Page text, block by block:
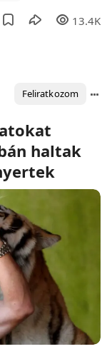
13.4K
Feliratkozom
haltak